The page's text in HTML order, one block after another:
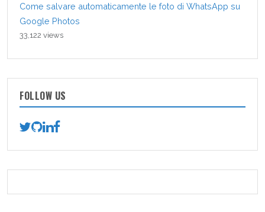
Come salvare automaticamente le foto di WhatsApp su
Google Photos
33,122 views
FOLLOW US